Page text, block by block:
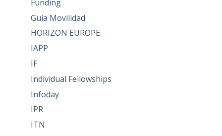
Funding
Guía Movilidad
HORIZON EUROPE
IAPP
IF
Individual Fellowships
Infoday
IPR
ITN